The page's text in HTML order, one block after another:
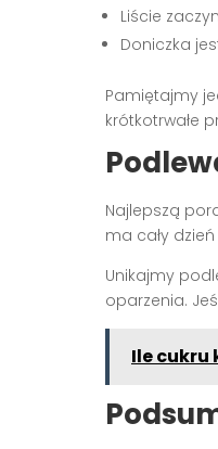
Liście
Doniczka
Pamiętajmy
krótkotrwałe
Najlepszą
ma cały
Unikajmy
oparzenia.
Ile cukru